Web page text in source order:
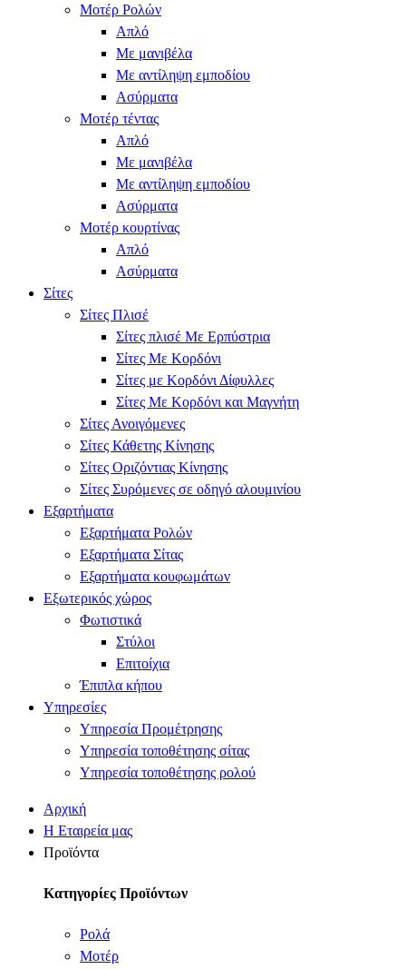
Μοτέρ Ρολών
Απλό
Με μανιβέλα
Με αντίληψη εμποδίου
Ασύρματα
Μοτέρ τέντας
Απλό
Με μανιβέλα
Με αντίληψη εμποδίου
Ασύρματα
Μοτέρ κουρτίνας
Απλό
Ασύρματα
Σίτες
Σίτες Πλισέ
Σίτες πλισέ Με Ερπύστρια
Σίτες Με Κορδόνι
Σίτες με Κορδόνι Δίφυλλες
Σίτες Με Κορδόνι και Μαγνήτη
Σίτες Ανοιγόμενες
Σίτες Κάθετης Κίνησης
Σίτες Οριζόντιας Κίνησης
Σίτες Συρόμενες σε οδηγό αλουμινίου
Εξαρτήματα
Εξαρτήματα Ρολών
Εξαρτήματα Σίτας
Εξαρτήματα κουφωμάτων
Εξωτερικός χώρος
Φωτιστικά
Στύλοι
Επιτοίχια
Έπιπλα κήπου
Υπηρεσίες
Υπηρεσία Προμέτρησης
Υπηρεσία τοποθέτησης σίτας
Υπηρεσία τοποθέτησης ρολού
Αρχική
Η Εταιρεία μας
Προϊόντα
Κατηγορίες Προϊόντων
Ρολά
Μοτέρ